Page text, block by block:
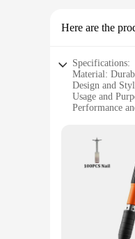
Here are the
Specifications:
Material:
Design and
Usage and
Performance
Parts and
Features:
**Unmatched
Crafted from
and control
toughest
**Versatility
Whether